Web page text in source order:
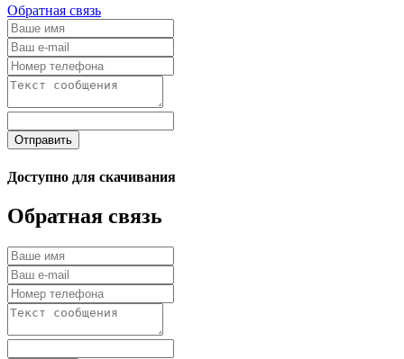
Обратная связь
Отправить
Доступно для скачивания
Обратная связь